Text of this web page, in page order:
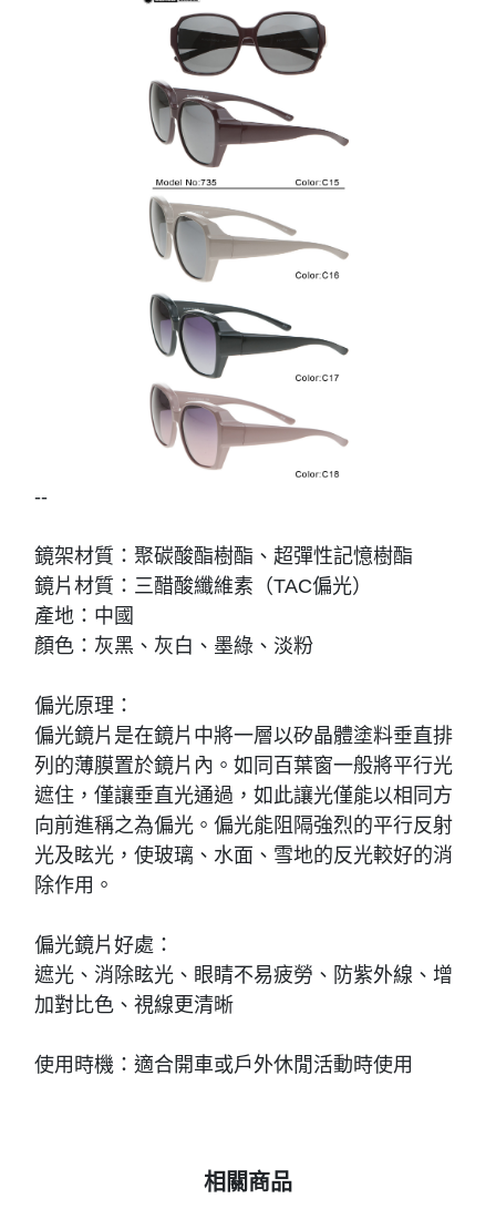
--
鏡架材質：聚碳酸酯樹酯、超彈性記憶樹酯
鏡片材質：三醋酸纖維素（TAC偏光）
產地：中國
顏色：灰黑、灰白、墨綠、淡粉
偏光原理：
偏光鏡片是在鏡片中將一層以矽晶體塗料垂直排
列的薄膜置於鏡片內。如同百葉窗一般將平行光
遮住，僅讓垂直光通過，如此讓光僅能以相同方
向前進稱之為偏光。偏光能阻隔強烈的平行反射
光及眩光，使玻璃、水面、雪地的反光較好的消
除作用。
偏光鏡片好處：
遮光、消除眩光、眼睛不易疲勞、防紫外線、增
加對比色、視線更清晰
使用時機：適合開車或戶外休閒活動時使用
相關商品